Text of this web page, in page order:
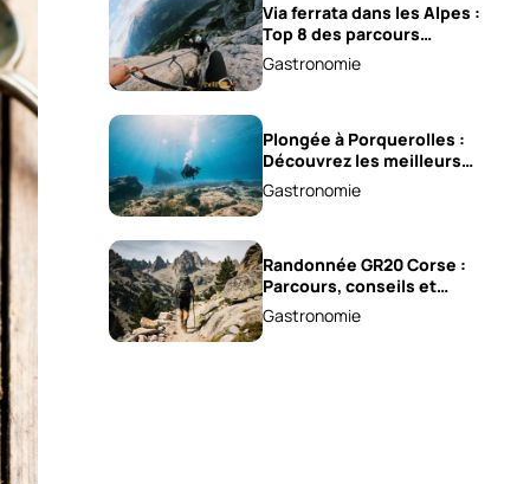
Via ferrata dans les Alpes :
Top 8 des parcours
sensationnels !
Gastronomie
Plongée à Porquerolles :
Découvrez les meilleurs
spots !
Gastronomie
Randonnée GR20 Corse :
Parcours, conseils et
astuces !
Gastronomie